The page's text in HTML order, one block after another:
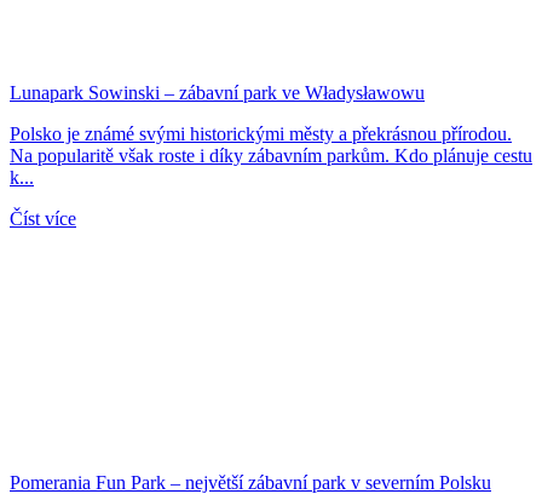
Lunapark Sowinski – zábavní park ve Władysławowu
Polsko je známé svými historickými městy a překrásnou přírodou.
Na popularitě však roste i díky zábavním parkům. Kdo plánuje cestu
k...
Číst více
Pomerania Fun Park – největší zábavní park v severním Polsku